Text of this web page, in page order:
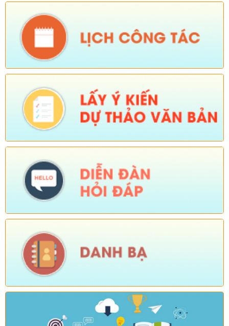
Số: Số: 1851/UBND-VHXH
Tên:
(V/v thông tin kết quả rà soát các hệ thống thông tin, cơ sở
dữ liệu, nền tảng số được giao quản lý, vận hành trên địa bàn
xã Sì Lở Lầu)
(QUYẾT ĐỊNH Về việc ban hành Quy chế tổ chức và hoạt
động của Trang thông tin điện tử xã Sì Lở Lầu)
Ngày ban hành: (06/08/2026) - Ngày hiệu lực: (05/08/2026)
Số:1844 /KH-UBND
Tên:(KẾ HOẠCH Truyền thông hưởng ứng Tuần lễ Thế giới
Ngày ban hành: (05/08/2026) -